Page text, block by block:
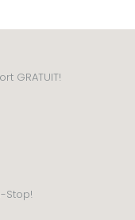
GRATUIT!
Stop!